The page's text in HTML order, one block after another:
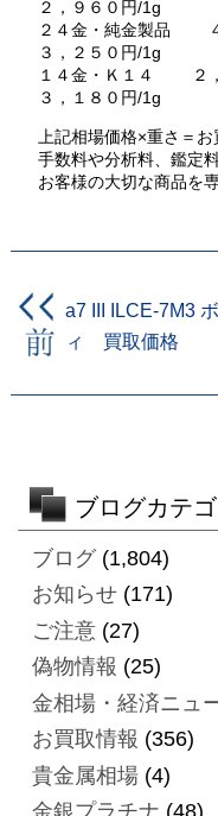
２，９６０円/1g
２４金・純金製品
３，２５０円/1g
１４金・Ｋ１４ ２
３，１８０円/1g
上記相場価格×重さ
手数料や分析料、鑑定
お客様の大切な商品を
a7 III ILCE-7M3
ィ 買取価格
ブログカテ
ブログ(1,804)
お知らせ(171)
ご注意(27)
偽物情報 (25)
金相場・経済ニュ
お買取情報 (356)
貴金属相場(4)